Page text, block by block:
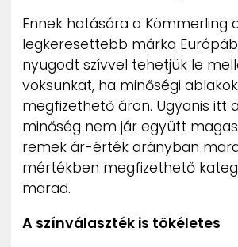
Ennek hatására a Kömmerling
legkeresettebb márka
nyugodt szívvel tehetjük le
voksunkat, ha minőségi
megfizethető áron. Ugyanis itt
minőség nem jár együtt
remek ár-érték arányban
mértékben megfizethető
marad.
A színválaszték is tökéletes